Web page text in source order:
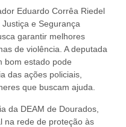
Eduardo Corrêa Riedel
e Segurança
garantir melhores
de violência. A deputada
bom estado pode
das ações policiais,
que buscam ajuda.
da DEAM de Dourados,
na rede de proteção às